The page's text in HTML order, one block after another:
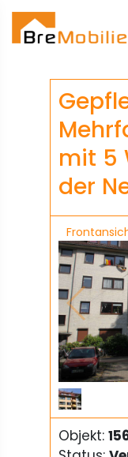
mit 5
der
Objekt: